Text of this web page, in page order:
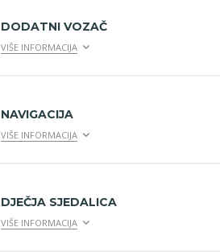
DODATNI VOZAČ
VIŠE INFORMACIJA
NAVIGACIJA
VIŠE INFORMACIJA
DJEČJA SJEDALICA
VIŠE INFORMACIJA